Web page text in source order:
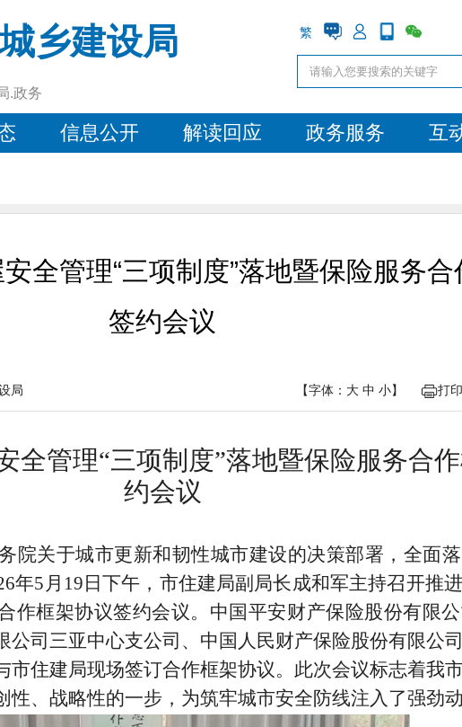
乡建设局
.政务
繁
信息公开 解读回应 政务服务 互
全管理“三项制度”落地暨保险服务合
签约会议
【字体： 大 中 小】 打印
局
全管理“三项制度”落地暨保险服务合
约会议
院关于城市更新和韧性城市建设的决策部署，全面
年5 月 19 日下午，市住建局副局长成和军主持召开推
作框架协议签约会议。中国平安财产保险股份有限
公司三亚中心支公司、中国人民财产保险股份有限公
市住建局现场签订合作框架协议。此次会议标志着我
、战略性的一步，为筑牢城市安全防线注入了强劲动